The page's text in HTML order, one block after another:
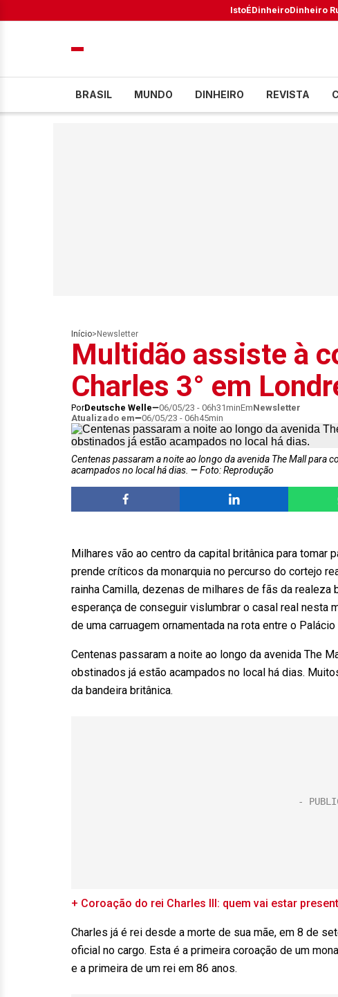
IstoÉDinheiroDinheiro
BRASIL MUNDO DINHEIRO REVISTA
Início> Newsletter
Multidão assiste à
Charles 3° em
PorDeutsche Welle 06/05/23 - 06h31minEmNewsletter
Atualizado em
06/05/23 - 06h45min
Centenas passaram a noite ao longo da avenida The Mall para
acampados no local há dias.
Foto: Reprodução
Milhares vão ao centro da capital britânica para
prende críticos da monarquia no percurso do cortejo
rainha Camilla, dezenas de milhares de fãs da
esperança de conseguir vislumbrar o casal real nesta
de uma carruagem ornamentada na rota entre o
Centenas passaram a noite ao longo da avenida The
obstinados já estão acampados no local há dias.
da bandeira britânica.
+ Coroação do rei Charles III: quem vai estar
Charles já é rei desde a morte de sua mãe, em 8 de
oficial no cargo. Esta é a primeira coroação de um
e a primeira de um rei em 86 anos.